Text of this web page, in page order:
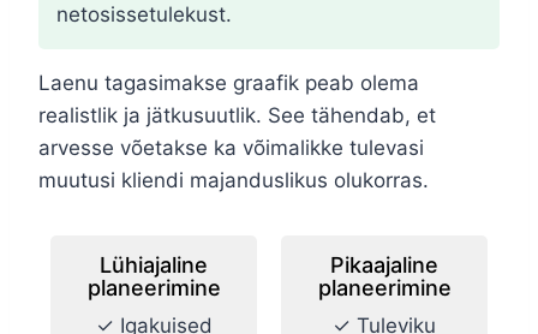
netosissetulekust.
Laenu tagasimakse graafik peab olema
realistlik ja jätkusuutlik. See tähendab, et
arvesse võetakse ka võimalikke tulevasi
muutusi kliendi majanduslikus olukorras.
Lühiajaline
planeerimine
✓ Igakuised
Pikaajaline
planeerimine
✓ Tuleviku